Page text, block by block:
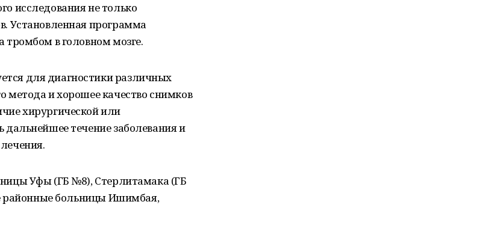
исследования не только
Установленная программа
тромбом в головном мозге.
для диагностики различных
метода и хорошее качество снимков
хирургической или
дальнейшее течение заболевания и
Уфы (ГБ №8), Стерлитамака (ГБ
районные больницы Ишимбая,